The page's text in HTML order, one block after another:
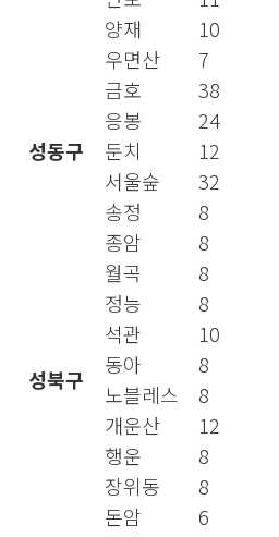
양재
10
우면산
7
성동구
금호 38
응봉
24
둔치
12
서울숲
32
송정
8
성북구
종암
8
월곡
8
정능
8
석관
10
동아
8
노블레스
8
개운산
12
행운
8
장위동
8
돈암
6